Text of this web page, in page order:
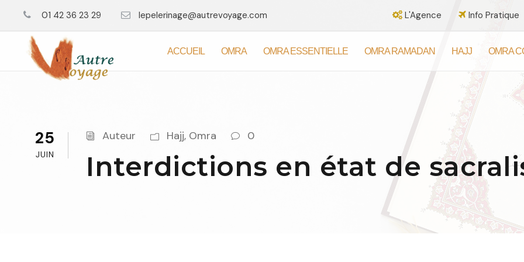
01 42 36 23 29 lepelerinage@autrevoyage.com L'Agence Info Pratique
ACCUEIL OMRA OMRA ESSENTIELLE OMRA RAMADAN HAJJ OMRA
25
JUIN
Auteur Hajj, Omra 0
Interdictions en état de